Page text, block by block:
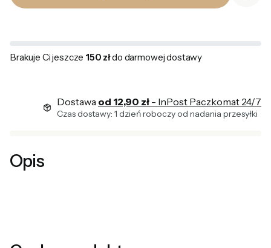
Brakuje Ci jeszcze 150 złdo darmowej dostawy
Dostawa od 12,90 zł - InPost Paczkomat 24/7
Czas dostawy: 1 dzień roboczy od nadania przesyłki
Opis